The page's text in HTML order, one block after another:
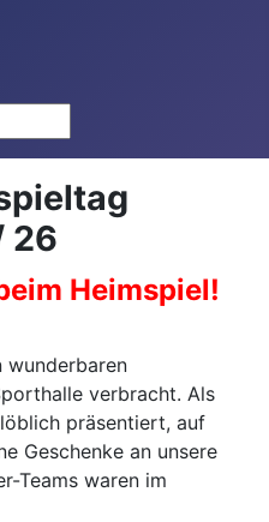
26
Heimspiel!
wunderbaren
verbracht. Als
präsentiert, auf
Geschenke an unsere
Teams waren im